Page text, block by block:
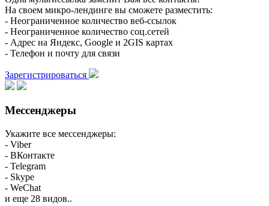
На своем микро-лендинге вы сможете разместить:
- Неограниченное количество веб-ссылок
- Неограниченное количество соц.сетей
- Адрес на Яндекс, Google и 2GIS картах
- Телефон и почту для связи
Зарегистрироваться
Мессенджеры
Укажите все мессенджеры:
- Viber
- ВКонтакте
- Telegram
- Skype
- WeChat
и еще 28 видов..